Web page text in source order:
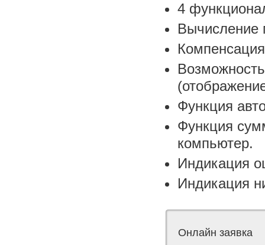
4
Вычисление
Функция
Функция
компьютер.
Индикация
Индикация
Онлайн заявка